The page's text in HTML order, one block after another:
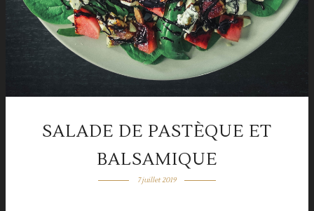
SALADE DE PASTÈQUE ET
BALSAMIQUE
7 juillet 2019